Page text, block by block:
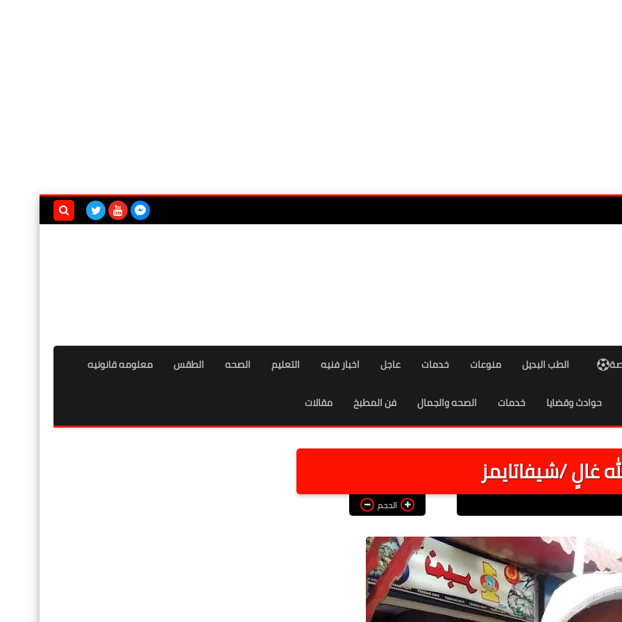
الطب البديل منوعات خدمات عاجل اخبار فنيه التعليم الصحه الطقس معلومه قانونيه
حوادث وقضايا خدمات الصحه والجمال فن المطبخ مقالات
غالٍ /شيفاتايمز
الحجم